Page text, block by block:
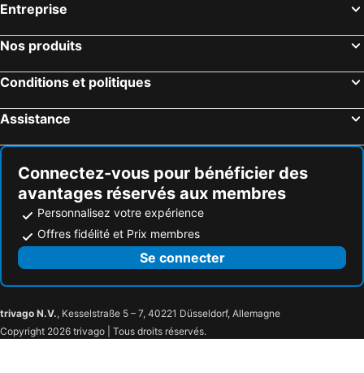
Entreprise
Nos produits
Conditions et politiques
Assistance
Connectez-vous pour bénéficier des
avantages réservés aux membres
Personnalisez votre expérience
Offres fidélité et Prix membres
Se connecter
trivago N.V., Kesselstraße 5 – 7, 40221 Düsseldorf, Allemagne
Copyright 2026 trivago | Tous droits réservés.